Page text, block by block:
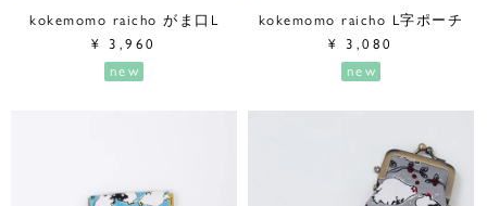
kokemomo raicho がま口L
¥ 3,960
new
kokemomo raicho L字ポーチ
¥ 3,080
new